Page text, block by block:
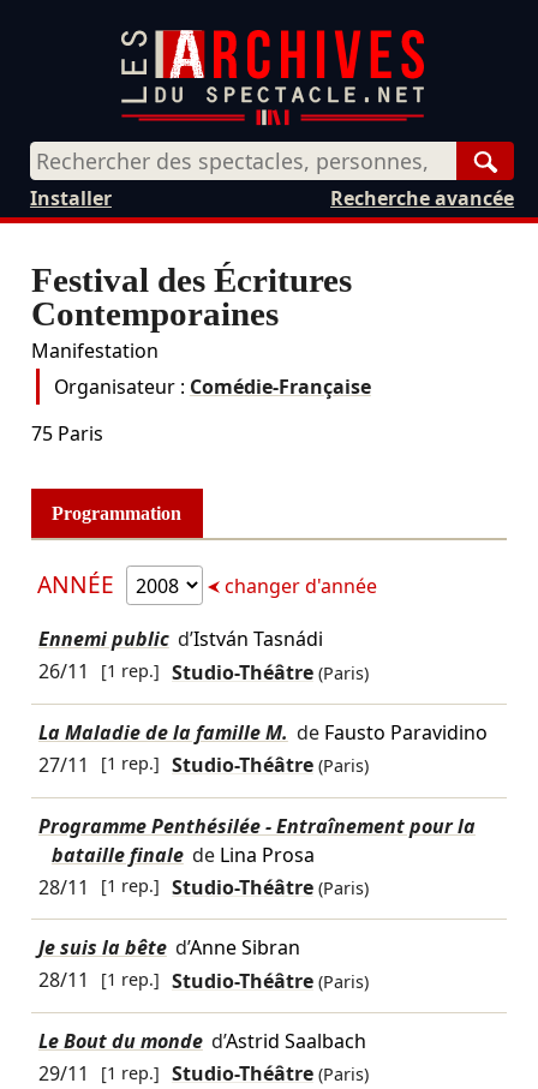
Recherche avancée
Installer
Festival des Écritures
Contemporaines
Manifestation
Organisateur : Comédie-Française
75 Paris
Programmation
ANNÉE changer d'année
Ennemi public d’István Tasnádi
26/11
[1 rep.] Studio-Théâtre (Paris)
La Maladie de la famille M. de Fausto Paravidino
27/11
[1 rep.] Studio-Théâtre (Paris)
Programme Penthésilée - Entraînement pour la
bataille finale de Lina Prosa
28/11
[1 rep.] Studio-Théâtre (Paris)
Je suis la bête d’Anne Sibran
28/11
[1 rep.] Studio-Théâtre (Paris)
Le Bout du monde d’Astrid Saalbach
29/11
[1 rep.] Studio-Théâtre (Paris)